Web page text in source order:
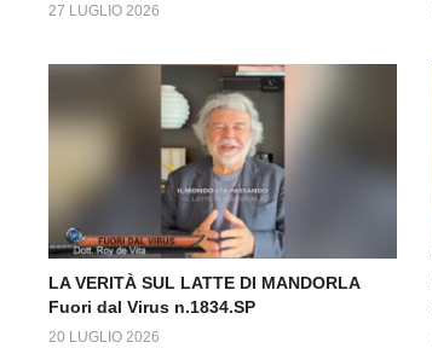
27 LUGLIO 2026
LA VERITÀ SUL LATTE DI MANDORLA
Fuori dal Virus n.1834.SP
20 LUGLIO 2026